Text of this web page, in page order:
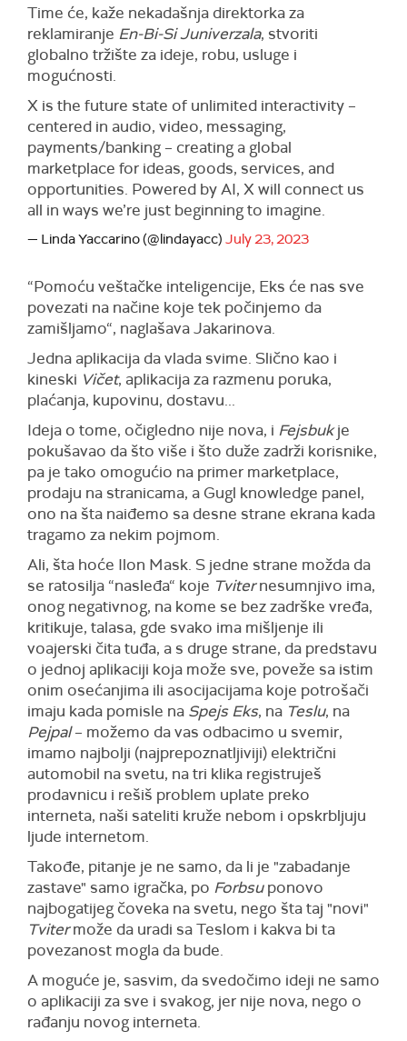
Time će, kaže nekadašnja direktorka za
reklamiranje En-Bi-Si Juniverzala, stvoriti
globalno tržište za ideje, robu, usluge i
mogućnosti.
X is the future state of unlimited interactivity –
centered in audio, video, messaging,
payments/banking – creating a global
marketplace for ideas, goods, services, and
opportunities. Powered by AI, X will connect us
all in ways we’re just beginning to imagine.
— Linda Yaccarino (@lindayacc) July 23, 2023
“Pomoću veštačke inteligencije, Eks će nas sve
povezati na načine koje tek počinjemo da
zamišljamo“, naglašava Jakarinova.
Jedna aplikacija da vlada svime. Slično kao i
kineski Vičet, aplikacija za razmenu poruka,
plaćanja, kupovinu, dostavu...
Ideja o tome, očigledno nije nova, i Fejsbukje
pokušavao da što više i što duže zadrži korisnike,
pa je tako omogućio na primer marketplace,
prodaju na stranicama, a Gugl knowledge panel,
ono na šta naiđemo sa desne strane ekrana kada
tragamo za nekim pojmom.
Ali, šta hoće Ilon Mask. S jedne strane možda da
se ratosilja “nasleđa“ koje Tviternesumnjivo ima,
onog negativnog, na kome se bez zadrške vređa,
kritikuje, talasa, gde svako ima mišljenje ili
voajerski čita tuđa, a s druge strane, da predstavu
o jednoj aplikaciji koja može sve, poveže sa istim
onim osećanjima ili asocijacijama koje potrošači
imaju kada pomisle na Spejs Eks, na Teslu, na
Pejpal– možemo da vas odbacimo u svemir,
imamo najbolji (najprepoznatljiviji) električni
automobil na svetu, na tri klika registruješ
prodavnicu i rešiš problem uplate preko
interneta, naši sateliti kruže nebom i opskrbljuju
ljude internetom.
Takođe, pitanje je ne samo, da li je "zabadanje
zastave" samo igračka, po Forbsuponovo
najbogatijeg čoveka na svetu, nego šta taj "novi"
Tvitermože da uradi sa Teslom i kakva bi ta
povezanost mogla da bude.
A moguće je, sasvim, da svedočimo ideji ne samo
o aplikaciji za sve i svakog, jer nije nova, nego o
rađanju novog interneta.